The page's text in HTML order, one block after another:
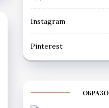
Instagram
Рinterest